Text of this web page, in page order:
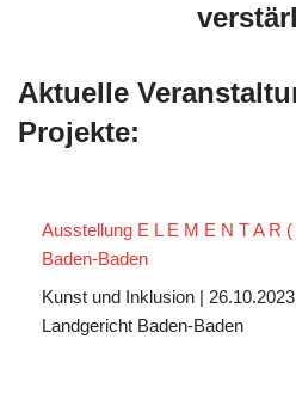
Aktuelle
Projekte:
Ausstellung E L E M E N T A R
Baden-Baden
Kunst und Inklusion |
Landgericht Baden-Baden